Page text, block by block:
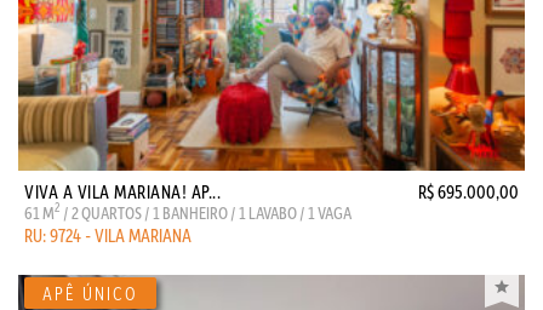
VIVA A VILA MARIANA! AP... R$ 695.000,00
61 M2 / 2 QUARTOS / 1 BANHEIRO / 1 LAVABO / 1 VAGA
RU: 9724 - VILA MARIANA